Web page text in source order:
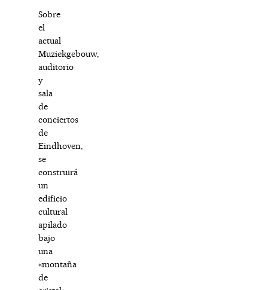
Sobre
el
actual
Muziekgebouw,
auditorio
y
sala
de
conciertos
de
Eindhoven,
se
construirá
un
edificio
cultural
apilado
bajo
una
«montaña
de